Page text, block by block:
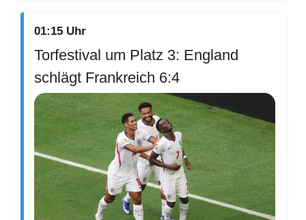
01:15 Uhr
Torfestival um Platz 3: England
schlägt Frankreich 6:4